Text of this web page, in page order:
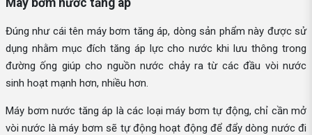
Máy bơm nước tăng áp
Đúng như cái tên máy bơm tăng áp, dòng sản phẩm này được sử
dụng nhằm mục đích tăng áp lực cho nước khi lưu thông trong
đường ống giúp cho nguồn nước chảy ra từ các đầu vòi nước
sinh hoạt mạnh hơn, nhiều hơn.
Máy bơm nước tăng áp là các loại máy bơm tự động, chỉ cần mở
vòi nước là máy bơm sẽ tự động hoạt động để đẩy dòng nước đi